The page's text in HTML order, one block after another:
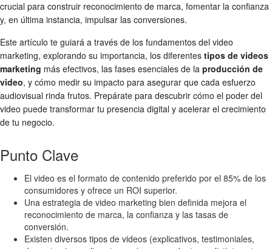
crucial para construir reconocimiento de marca, fomentar la confianza
y, en última instancia, impulsar las conversiones.
Este artículo te guiará a través de los fundamentos del video
marketing, explorando su importancia, los diferentes tipos de videos
marketing más efectivos, las fases esenciales de la producción de
video, y cómo medir su impacto para asegurar que cada esfuerzo
audiovisual rinda frutos. Prepárate para descubrir cómo el poder del
video puede transformar tu presencia digital y acelerar el crecimiento
de tu negocio.
Punto Clave
El video es el formato de contenido preferido por el 85% de los
consumidores y ofrece un ROI superior.
Una estrategia de video marketing bien definida mejora el
reconocimiento de marca, la confianza y las tasas de
conversión.
Existen diversos tipos de videos (explicativos, testimoniales,